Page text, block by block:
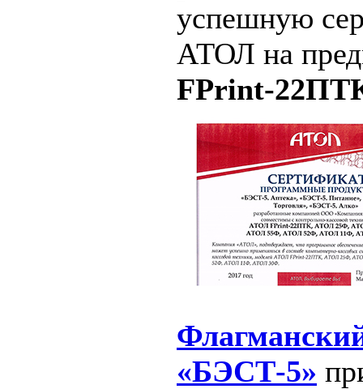
успешную
АТОЛ на
FPrint-
«БЭСТ-5»